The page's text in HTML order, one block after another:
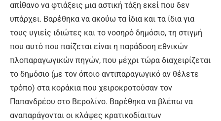
απίθανο να φτιάξεις μια αστική τάξη εκεί που δεν
υπάρχει. Βαρέθηκα να ακούω τα ίδια και τα ίδια για
τους υγιείς ιδιώτες και το νοσηρό δημόσιο, τη στιγμή
που αυτό που παίζεται είναι η παράδοση εθνικών
πλοπαραγωγικών πηγών, που μέχρι τώρα διαχειρίζεται
το δημόσιο (με τον όποιο αντιπαραγωγικό αν θέλετε
τρόπο) στα κοράκια που χειροκροτούσαν τον
Παπανδρέου στο Βερολίνο. Βαρέθηκα να βλέπω να
αναπαράγονται οι κλάψες κρατικοδίαιτων